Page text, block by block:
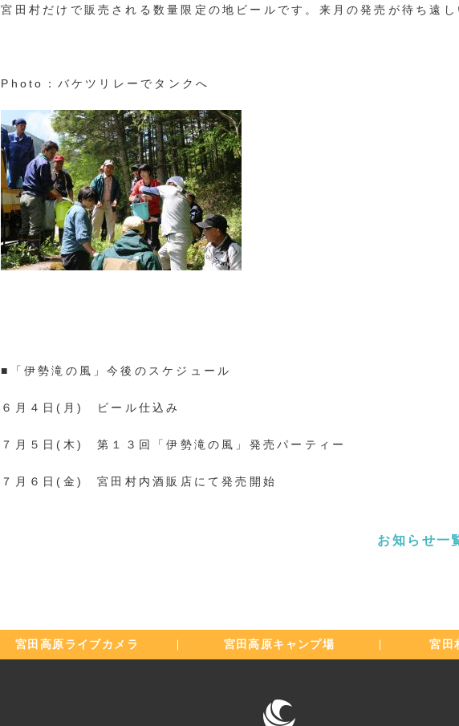
宮田村だけで販売される数量限定の地ビールです。来月の発売が待ち遠し
Photo：バケツリレーでタンクへ
■「伊勢滝の風」今後のスケジュール
６月４日(月) ビール仕込み
７月５日(木) 第１３回「伊勢滝の風」発売パーティー
７月６日(金) 宮田村内酒販店にて発売開始
お知らせ一
宮田高原ライブカメラ 宮田高原キャンプ場 宮田